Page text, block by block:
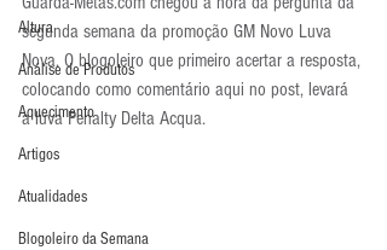
Altura
Análise de Produtos
Aquecimento
Artigos
Atualidades
Blogoleiro da Semana
segunda semana da promoção GM Novo Luva
Nova. O blogoleiro que primeiro acertar a resposta,
colocando como comentário aqui no post, levará
a luva Penalty Delta Acqua.